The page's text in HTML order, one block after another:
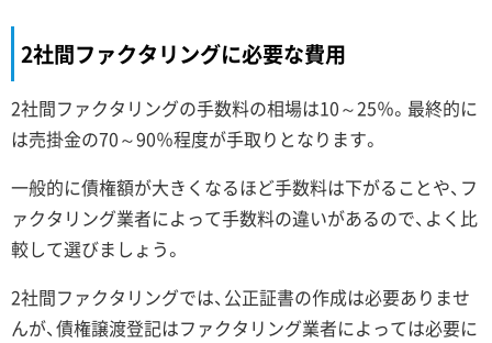
2社間ファクタリングに必要な費用
2社間ファクタリングの手数料の相場は10～25％。最終的に
は売掛金の70～90％程度が手取りとなります。
一般的に債権額が大きくなるほど手数料は下がることや、フ
ァクタリング業者によって手数料の違いがあるので、よく比
較して選びましょう。
2社間ファクタリングでは、公正証書の作成は必要ありませ
んが、債権譲渡登記はファクタリング業者によっては必要に